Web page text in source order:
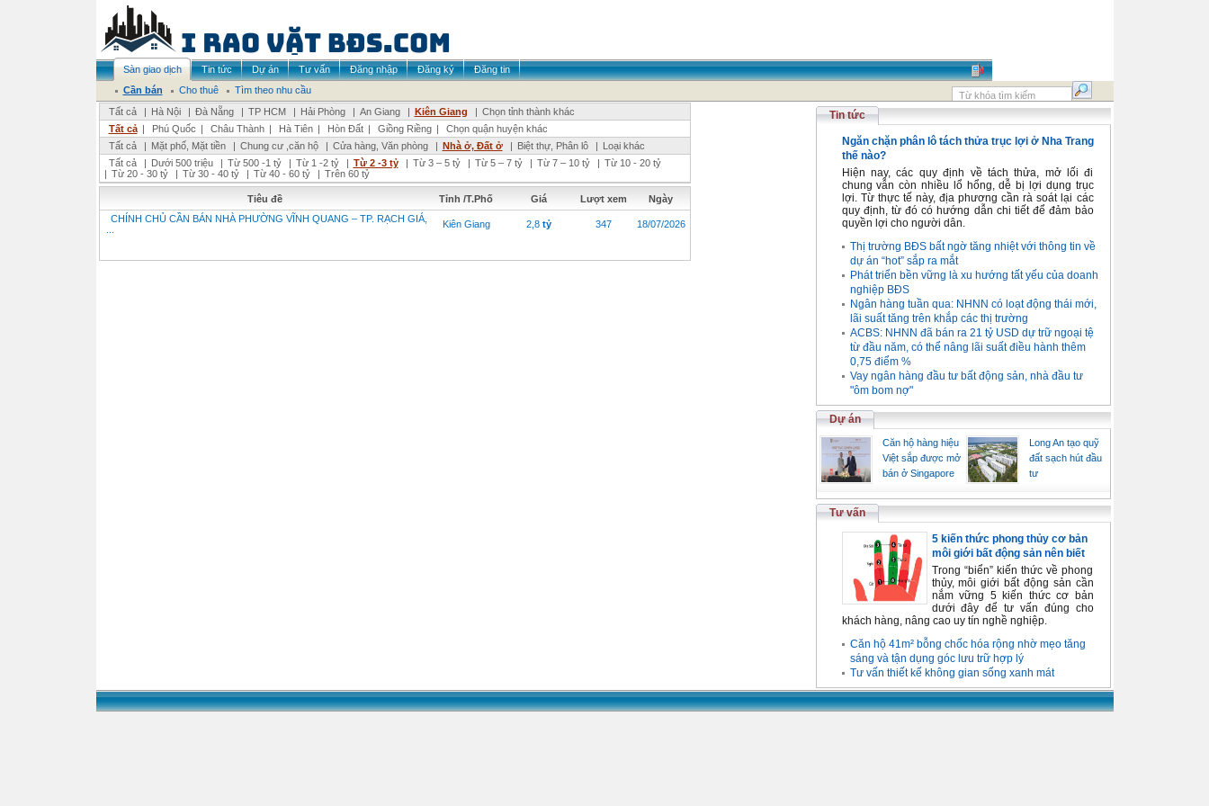
Sàn giao dịch Tin tức Dự án Tư vấn Đăng nhập Đăng ký
Đăng tin
Cần bán
Cho thuê
Tìm theo nhu cầu
Tất cả
| Hà Nội | Đà Nẵng | TP HCM | Hải Phòng | An Giang | Kiên Giang | Chọn tỉnh thành khác
Tất cả | Phú Quốc | Châu Thành | Hà Tiên | Hòn Đất | Giồng Riềng |
Chọn quận huyện khác
Tất cả
| Mặt phố, Mặt tiền | Chung cư ,căn hộ | Cửa hàng, Văn phòng | Nhà ở, Đất ở | Biệt thự, Phân lô | Loại khác
Tất cả
| Dưới 500 triệu | Từ 500 -1 tỷ | Từ 1 -2 tỷ | Từ 2 -3 tỷ | Từ 3 – 5 tỷ | Từ 5 – 7 tỷ | Từ 7 – 10 tỷ | Từ 10 - 20 tỷ
| Từ 20 - 30 tỷ | Từ 30 - 40 tỷ | Từ 40 - 60 tỷ | Trên 60 tỷ
Tiêu đề Tỉnh /T.Phố Giá Lượt xem
Ngày
CHÍNH CHỦ CẦN BÁN NHÀ PHƯỜNG VĨNH QUANG – TP. RẠCH GIÁ,
Kiên Giang 2,8 tỷ 347 18/07/2026
Tin tức
Ngăn chặn phân lô tách thửa trục lợi ở Nha Trang
thế nào?
Hiện nay, các quy định về tách thửa, mở lối đi
chung vẫn còn nhiều lổ hổng, dễ bị lợi dụng trục
lợi. Từ thực tế này, địa phương cần rà soát lại các
quy định, từ đó có hướng dẫn chi tiết để đảm bảo
quyền lợi cho người dân.
Thị trường BĐS bất ngờ tăng nhiệt với thông tin về
dự án “hot” sắp ra mắt
Phát triển bền vững là xu hướng tất yếu của doanh
nghiệp BĐS
Ngân hàng tuần qua: NHNN có loạt động thái mới,
lãi suất tăng trên khắp các thị trường
ACBS: NHNN đã bán ra 21 tỷ USD dự trữ ngoại tệ
từ đầu năm, có thể nâng lãi suất điều hành thêm
0,75 điểm %
Vay ngân hàng đầu tư bất động sản, nhà đầu tư
"ôm bom nợ"
Dự án
Căn hộ hàng hiệu
Việt sắp được mở
bán ở Singapore
Long An tạo quỹ
đất sạch hút đầu
tư
Tư vấn
5 kiến thức phong thủy cơ bản
môi giới bất động sản nên biết
Trong “biển” kiến thức về phong
thủy, môi giới bất động sản cần
nắm vững 5 kiến thức cơ bản
dưới đây để tư vấn đúng cho
khách hàng, nâng cao uy tín nghề nghiệp.
Căn hộ 41m² bỗng chốc hóa rộng nhờ mẹo tăng
sáng và tận dụng góc lưu trữ hợp lý
Tư vấn thiết kế không gian sống xanh mát